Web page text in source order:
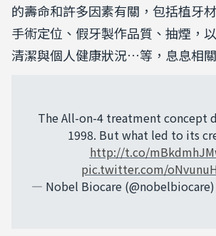
的壽命和許多因素有關，包括植牙
手術定位、假牙製作品質、抽煙，
清潔與個人健康狀況…等，息息相關
The All-on-4 treatment concept
1998. But what led to its
http://t.co/
pic.twitter.com/
— Nobel Biocare (@nobelbiocare)